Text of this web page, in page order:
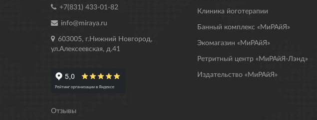
+7(831) 433-01-82
info@miraya.ru
603005, г.Нижний Новгород,
ул.Алексеевская, д.41
Отзывы
Клиника йоготерапии
Банный комплекс «МиРАйЯ»
Экомагазин «МиРАйЯ»
Ретритный центр «МиРАйЯ-Лэнд»
Издательство «МиРАйЯ»